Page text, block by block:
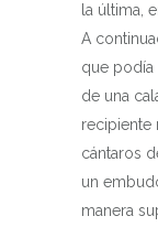
la última,
A
que podía
de una
recipiente
cántaros
un
manera